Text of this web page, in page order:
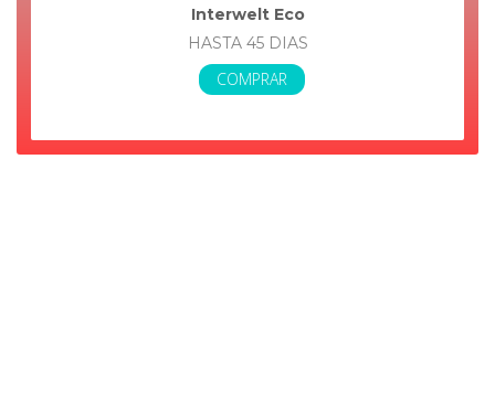
Interwelt Eco
HASTA 45 DIAS
COMPRAR